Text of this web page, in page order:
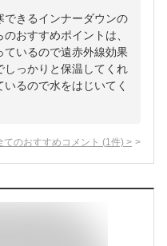
できるインナーダウンの
おすすめポイントは、
いるので遠赤外線効果
っかりと保温してくれ
るので水をはじいてく
てのおすすめコメント (1 件) >